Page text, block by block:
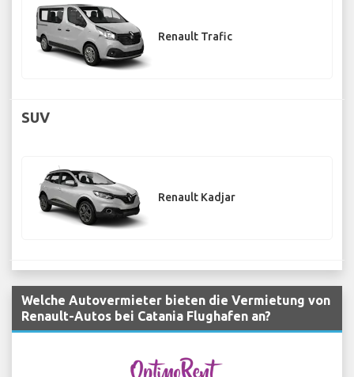
Renault Trafic
SUV
Renault Kadjar
Welche Autovermieter bieten die Vermietung von
Renault-Autos bei Catania Flughafen an?